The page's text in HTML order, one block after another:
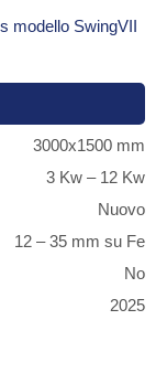
modello SwingVII
3000x1500 mm
3 Kw – 12 Kw
Nuovo
12 – 35 mm su Fe
No
2025